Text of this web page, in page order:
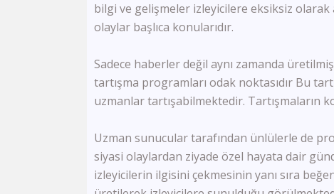
bilgi ve gelişmeler izleyicilere eksiksiz
olaylar başlıca konularıdır.
Sadece haberler değil aynı zamanda
tartışma programları odak noktasıdır Bu
uzmanlar tartışabilmektedir. Tartışmaların
Uzman sunucular tarafından ünlülerle de
siyasi olaylardan ziyade özel hayata dair
izleyicilerin ilgisini çekmesinin yanı sıra